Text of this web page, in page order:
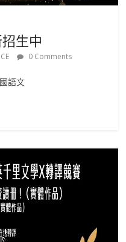
生中
0 Comments
語文